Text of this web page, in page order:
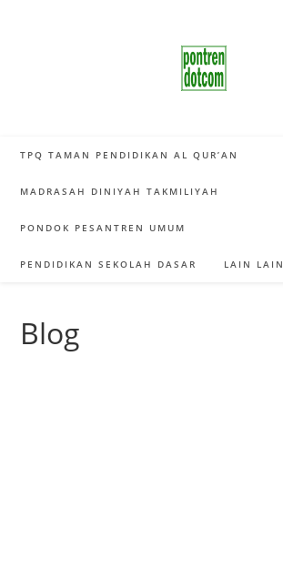
TPQ TAMAN PENDIDIKAN AL QUR’AN
MADRASAH DINIYAH TAKMILIYAH
PONDOK PESANTREN UMUM
PENDIDIKAN SEKOLAH DASAR LAIN LAIN
Blog